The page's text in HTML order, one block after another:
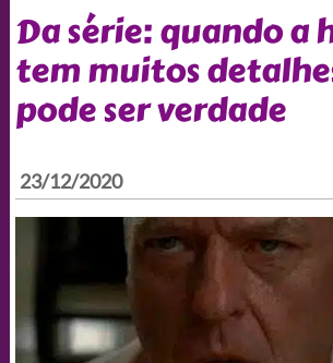
Da série: quando a
tem muitos
pode ser verdade
23/12/2020